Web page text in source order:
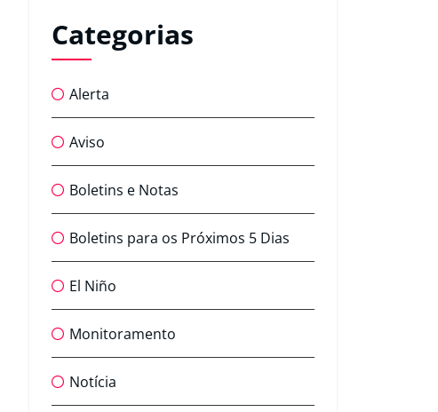
Categorias
Alerta
Aviso
Boletins e Notas
Boletins para os Próximos 5 Dias
El Niño
Monitoramento
Notícia